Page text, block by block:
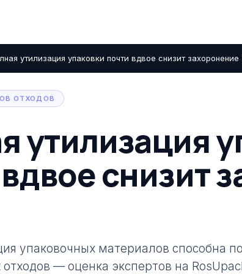
утилизация упаковки почти вдвое снизит
ОТХОДОВ
утилизация
снизит
упаковочных материалов способна
— оценка экспертов на